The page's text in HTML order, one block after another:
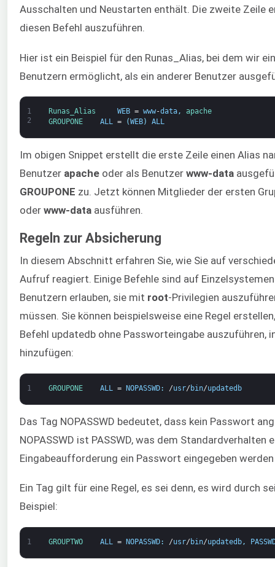
Ausschalten und Neustarten enthält. Die zweite Zeile
diesen Befehl auszuführen.
Hier ist ein Beispiel für den Runas_Alias, bei dem wir
Benutzern ermöglicht, als ein anderer Benutzer
1
2
Runas_Alias WEB = www-data,
apache
GROUPONE ALL = (WEB) ALL
Im obigen Snippet erstellt die erste Zeile einen Alias
Benutzer apache oder als Benutzer www-data
GROUPONE zu. Jetzt können Mitglieder der ersten
oder www-data ausführen.
Regeln zur Absicherung
In diesem Abschnitt erfahren Sie, wie Sie auf
Aufruf reagiert. Einige Befehle sind auf
Benutzern erlauben, sie mit root-Privilegien
müssen. Sie können beispielsweise eine Regel
Befehl updatedb ohne Passworteingabe auszuführen,
hinzufügen:
1 GROUPONE ALL = NOPASSWD: /usr/ bin/updatedb
Das Tag NOPASSWD bedeutet, dass kein Passwort
NOPASSWD ist PASSWD, was dem
Eingabeaufforderung ein Passwort eingegeben
Ein Tag gilt für eine Regel, es sei denn, es wird durch
Beispiel:
1 GROUPTWO ALL = NOPASSWD: /usr/ bin/updatedb,